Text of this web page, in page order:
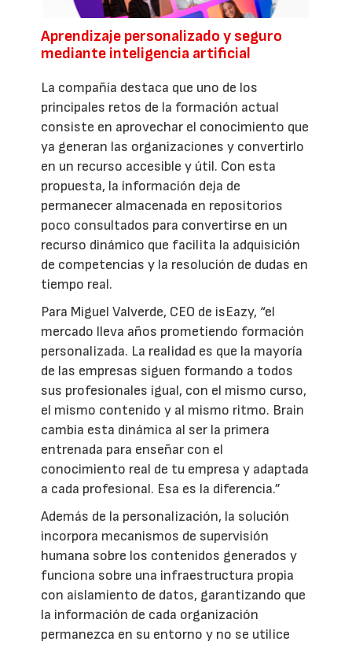
Aprendizaje personalizado y seguro
mediante inteligencia artificial
La compañía destaca que uno de los
principales retos de la formación actual
consiste en aprovechar el conocimiento que
ya generan las organizaciones y convertirlo
en un recurso accesible y útil. Con esta
propuesta, la información deja de
permanecer almacenada en repositorios
poco consultados para convertirse en un
recurso dinámico que facilita la adquisición
de competencias y la resolución de dudas en
tiempo real.
Para Miguel Valverde, CEO de isEazy, “el
mercado lleva años prometiendo formación
personalizada. La realidad es que la mayoría
de las empresas siguen formando a todos
sus profesionales igual, con el mismo curso,
el mismo contenido y al mismo ritmo. Brain
cambia esta dinámica al ser la primera
entrenada para enseñar con el
conocimiento real de tu empresa y adaptada
a cada profesional. Esa es la diferencia.”
Además de la personalización, la solución
incorpora mecanismos de supervisión
humana sobre los contenidos generados y
funciona sobre una infraestructura propia
con aislamiento de datos, garantizando que
la información de cada organización
permanezca en su entorno y no se utilice